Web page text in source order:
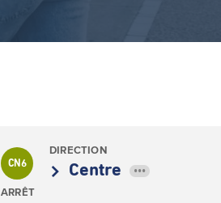
CN6
DIRECTION
Centre •••
ARRÊT